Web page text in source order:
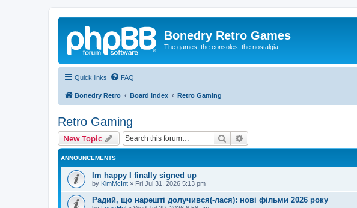
Bonedry Retro Games
The games, the consoles, the nostalgia
Quick links FAQ
Bonedry Retro Board index Retro Gaming
Retro Gaming
New Topic Search
ANNOUNCEMENTS
Im happy I finally signed up
by KimMcInt » Fri Jul 31, 2026 5:13 pm
Радий, що нарешті долучився(-лася): нові фільми 2026 року